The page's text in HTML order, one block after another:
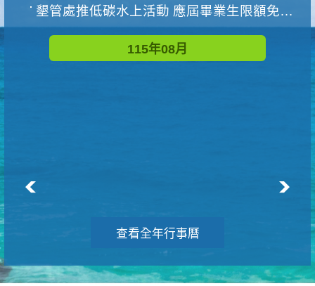
墾管處推低碳水上活動 應屆畢業生限額免費參加
115年08月
查看全年行事曆